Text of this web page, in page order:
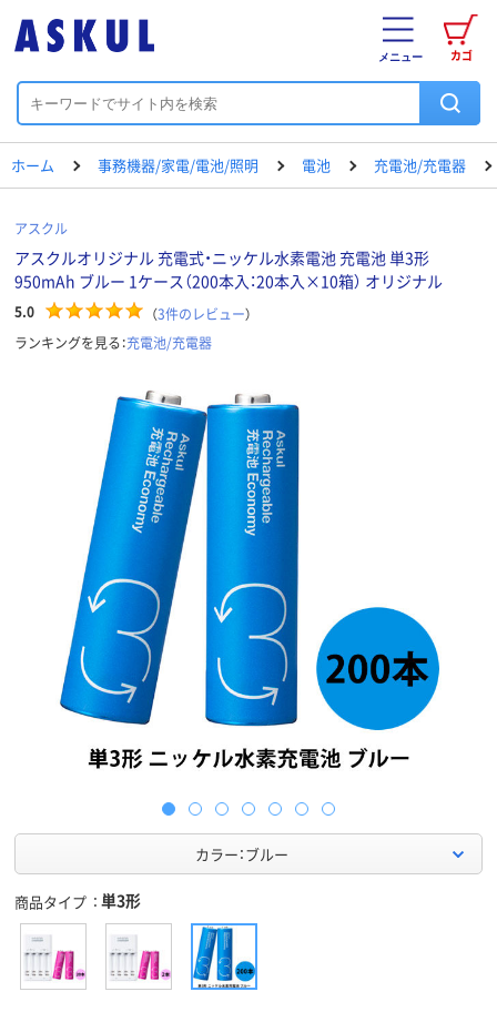
カゴ
メニュー
ホーム 事務機器/家電/電池/照明 電池 充電池/充電器
アスクル
アスクルオリジナル 充電式・ニッケル水素電池 充電池 単3形
950mAh ブルー 1ケース（200本入：20本入×10箱） オリジナル
5.0 （3件のレビュー）
ランキングを見る：充電池/充電器
カラー：ブルー
商品タイプ 単3形